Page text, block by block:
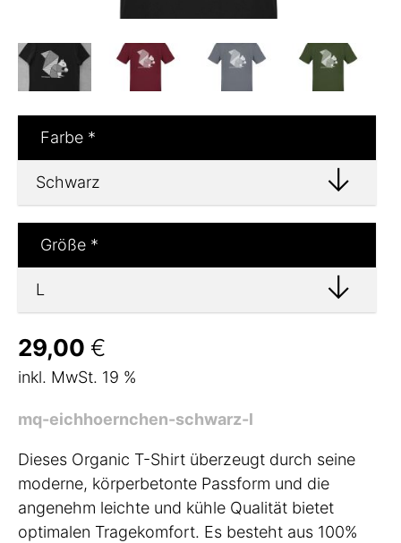
Farbe *
Größe *
29,00 €
inkl. MwSt. 19 %
mq-eichhoernchen-schwarz-l
Dieses Organic T-Shirt überzeugt durch seine
moderne, körperbetonte Passform und die
angenehm leichte und kühle Qualität bietet
optimalen Tragekomfort. Es besteht aus 100%